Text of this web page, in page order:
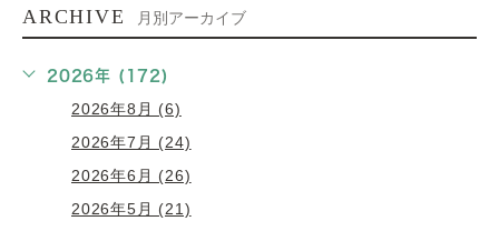
ARCHIVE 月別アーカイブ
2026年 (172)
2026年8月 (6)
2026年7月 (24)
2026年6月 (26)
2026年5月 (21)